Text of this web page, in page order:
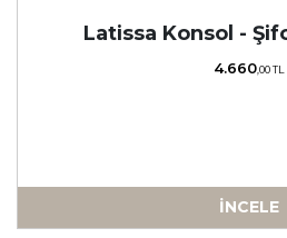
Latissa Konsol -
4.660,00 TL
İNCELE
a